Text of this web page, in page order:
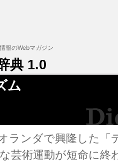
典 1.0
ム
ランダで興隆した「
術運動が短命に終
報のWebマガジン